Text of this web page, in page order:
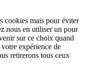
cookies mais pour éviter
nous en utiliser un pour
sur ce choix quand
expérience de
retirerons tous ceux